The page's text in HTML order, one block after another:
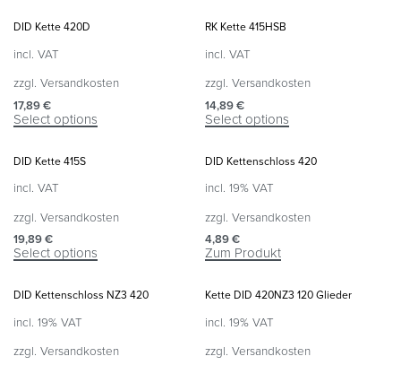
DID Kette 420D
incl. VAT
zzgl. Versandkosten
17,89€
Select options
RK Kette 415HSB
incl. VAT
zzgl. Versandkosten
14,89€
Select options
DID Kette 415S
incl. VAT
zzgl. Versandkosten
19,89€
Select options
DID Kettenschloss 420
incl. 19% VAT
zzgl. Versandkosten
4,89€
Zum Produkt
DID Kettenschloss NZ3 420
incl. 19% VAT
zzgl. Versandkosten
Kette DID 420NZ3 120 Glieder
incl. 19% VAT
zzgl. Versandkosten